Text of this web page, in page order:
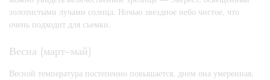
золотистыми лучами солнца. Ночью звездное небо чистое, что
очень подходит для съемки.
Весна (март–май)
Весной температура постепенно повышается, днем она умеренная,